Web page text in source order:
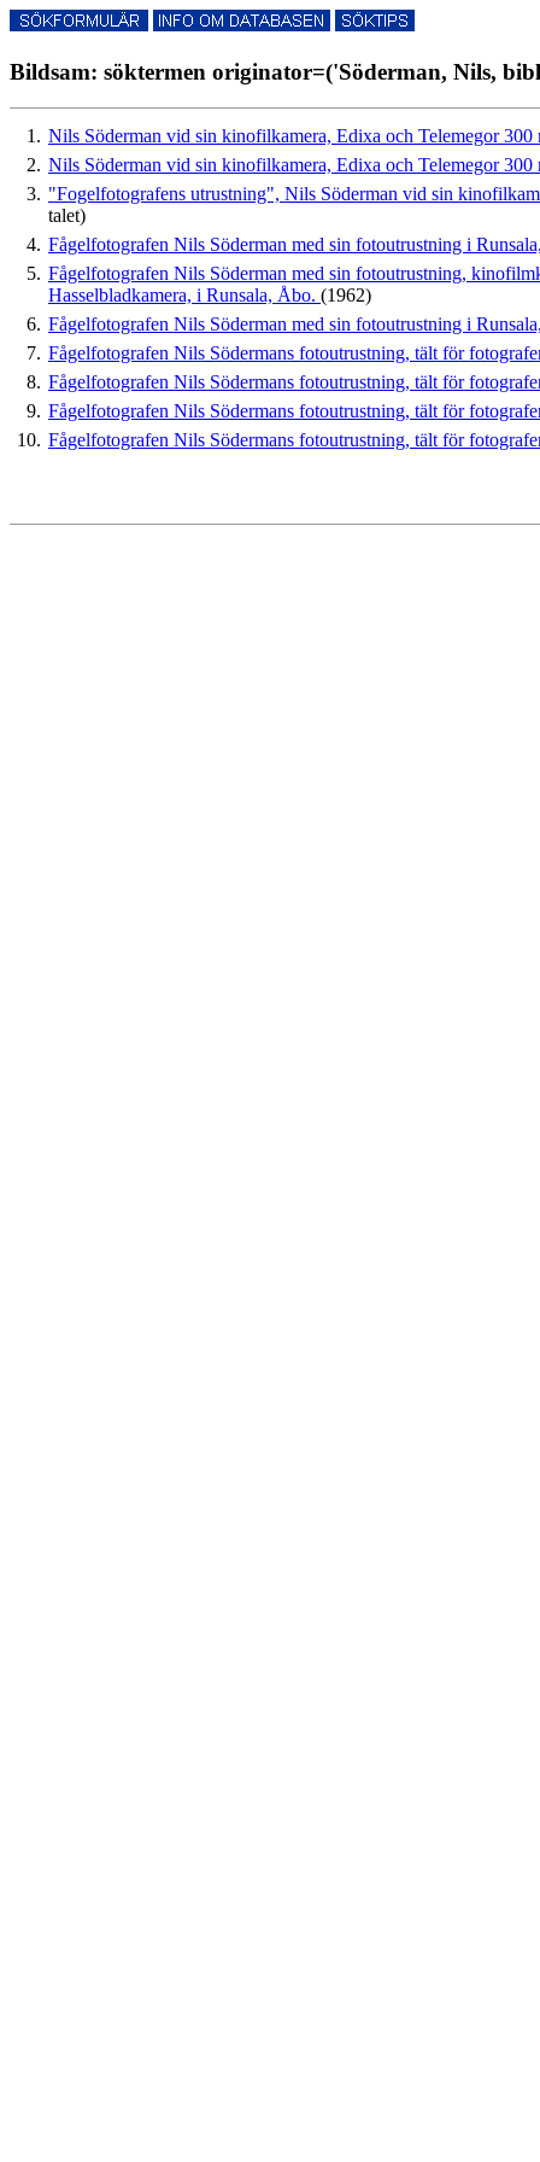
Bildsam: söktermen originator=('Söderman, Nils,
1. Nils Söderman vid sin kinofilkamera, Edixa och Telemegor
2. Nils Söderman vid sin kinofilkamera, Edixa och Telemegor
3. "Fogelfotografens utrustning", Nils Söderman vid sin
talet)
4. Fågelfotografen Nils Söderman med sin fotoutrustning i
5. Fågelfotografen Nils Söderman med sin fotoutrustning,
Hasselbladkamera, i Runsala, Åbo. (1962)
6. Fågelfotografen Nils Söderman med sin fotoutrustning i
7. Fågelfotografen Nils Södermans fotoutrustning, tält för
8. Fågelfotografen Nils Södermans fotoutrustning, tält för
9. Fågelfotografen Nils Södermans fotoutrustning, tält för
10. Fågelfotografen Nils Södermans fotoutrustning, tält för